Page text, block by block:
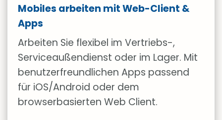
Mobiles arbeiten mit Web-Client &
Apps
Arbeiten Sie flexibel im Vertriebs-,
Serviceaußendienst oder im Lager. Mit
benutzerfreundlichen Apps passend
für iOS/Android oder dem
browserbasierten Web Client.